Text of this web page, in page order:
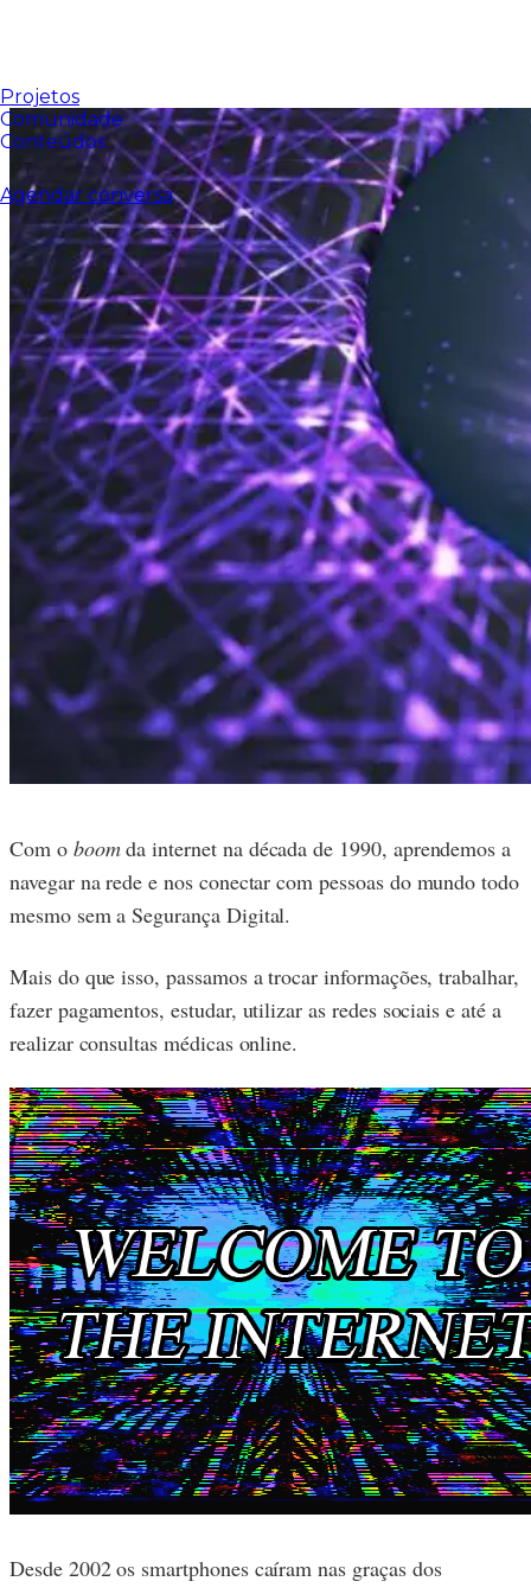
Projetos
Comunidade
Conteúdos
PT
Agendar conversa
Com o boomda internet na década de 1990, aprendemos a
navegar na rede e nos conectar com pessoas do mundo todo
mesmo sem a Segurança Digital.
Mais do que isso, passamos a trocar informações, trabalhar,
fazer pagamentos, estudar, utilizar as redes sociais e até a
realizar consultas médicas online.
Desde 2002 os smartphones caíram nas graças dos